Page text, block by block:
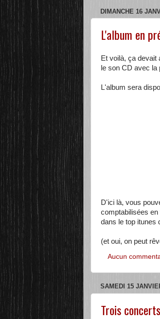
DIMANCHE 16
L'album en
Et voilà, ça devait
le son CD avec la
L'album sera
D'ici là, vous
comptabilisées en
dans le top itunes
(et oui, on peut
Aucun
SAMEDI 15
Trois